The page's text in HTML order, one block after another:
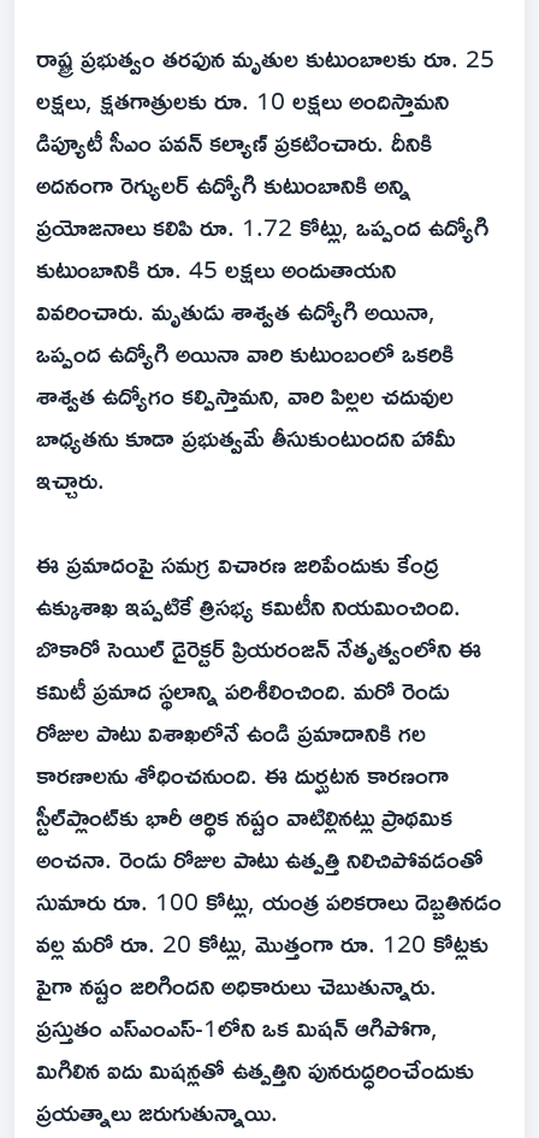
రాష్ట్ర ప్రభుత్వం తరఫున మృతుల కుటుంబాలకు రూ. 25
లక్షలు, క్షతగాత్రులకు రూ. 10 లక్షలు అందిస్తామని
డిప్యూటీ సీఎం పవన్ కల్యాణ్ ప్రకటించారు. దీనికి
అదనంగా రెగ్యులర్ ఉద్యోగి కుటుంబానికి అన్ని
ప్రయోజనాలు కలిపి రూ. 1.72 కోట్లు, ఒప్పంద ఉద్యోగి
కుటుంబానికి రూ. 45 లక్షలు అందుతాయని
వివరించారు. మృతుడు శాశ్వత ఉద్యోగి అయినా,
ఒప్పంద ఉద్యోగి అయినా వారి కుటుంబంలో ఒకరికి
శాశ్వత ఉద్యోగం కల్పిస్తామని, వారి పిల్లల చదువుల
బాధ్యతను కూడా ప్రభుత్వమే తీసుకుంటుందని హామీ
ఇచ్చారు.
ఈ ప్రమాదంపై సమగ్ర విచారణ జరిపేందుకు కేంద్ర
ఉక్కుశాఖ ఇప్పటికే త్రిసభ్య కమిటీని నియమించింది.
బొకారో సెయిల్ డైరెక్టర్ ప్రియరంజన్ నేతృత్వంలోని ఈ
కమిటీ ప్రమాద స్థలాన్ని పరిశీలించింది. మరో రెండు
రోజుల పాటు విశాఖలోనే ఉండి ప్రమాదానికి గల
కారణాలను శోధించనుంది. ఈ దుర్ఘటన కారణంగా
స్టీల్‌ప్లాంట్‌కు భారీ ఆర్థిక నష్టం వాటిల్లినట్లు ప్రాథమిక
అంచనా. రెండు రోజుల పాటు ఉత్పత్తి నిలిచిపోవడంతో
సుమారు రూ. 100 కోట్లు, యంత్ర పరికరాలు దెబ్బతినడం
వల్ల మరో రూ. 20 కోట్లు, మొత్తంగా రూ. 120 కోట్లకు
పైగా నష్టం జరిగిందని అధికారులు చెబుతున్నారు.
ప్రస్తుతం ఎస్‌ఎంఎస్‌-1లోని ఒక మిషన్ ఆగిపోగా,
మిగిలిన ఐదు మిషన్లతో ఉత్పత్తిని పునరుద్ధరించేందుకు
ప్రయత్నాలు జరుగుతున్నాయి.